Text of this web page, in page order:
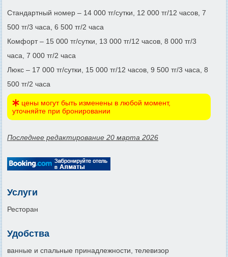
Стандартный номер – 14 000 тг/сутки, 12 000 тг/12 часов, 7
500 тг/3 часа, 6 500 тг/2 часа
Комфорт – 15 000 тг/сутки, 13 000 тг/12 часов, 8 000 тг/3
часа, 7 000 тг/2 часа
Люкс – 17 000 тг/сутки, 15 000 тг/12 часов, 9 500 тг/3 часа, 8
500 тг/2 часа
цены могут быть изменены в любой момент,
уточняйте при бронировании
Последнее редактирование 20 марта 2026
Услуги
Ресторан
Удобства
ванные и спальные принадлежности, телевизор